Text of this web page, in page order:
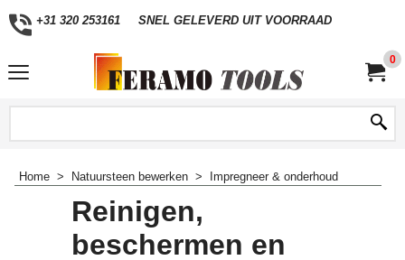
+31 320 253161 SNEL GELEVERD UIT VOORRAAD
0
Home > Natuursteen bewerken > Impregneer & onderhoud
Reinigen,
beschermen en